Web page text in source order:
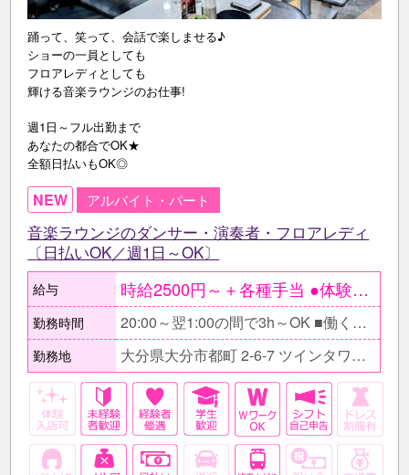
踊って、笑って、会話で楽しませる♪
ショーの一員としても
フロアレディとしても
輝ける音楽ラウンジのお仕事!
週1日～フル出勤まで
あなたの都合でOK★
全額日払いもOK◎
NEW アルバイト・パート
音楽ラウンジのダンサー・演奏者・フロアレディ
〔日払いOK／週1日～OK〕
給与 時給2500円～＋各種手当 ●体験入店時給4000円 ○しっかり稼ぎたいフリーター 時給2500円×1日5h×月21日 ＝月収26万2500円 ●会社帰りに働く30代女性 時給2500円×1日3h×月12日 ＝月収9万円
勤務時間 20:00～翌1:00の間で3h～OK ■働く時間帯など気軽に相談してください。 □短時間バイト希望の方からの応募もお待ちしています。
勤務地 大分県大分市都町 2-6-7 ツインタワービル 4F